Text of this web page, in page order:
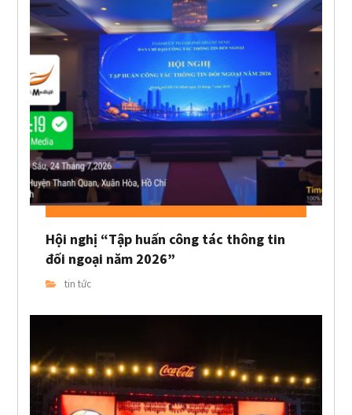
Hội nghị “Tập huấn công tác thông tin
đối ngoại năm 2026”
tin tức